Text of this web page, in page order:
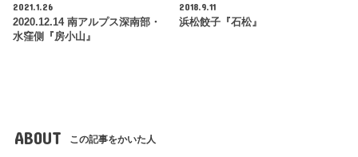
2021.1.26
2020.12.14 南アルプス深南部・
水窪側『房小山』
2018.9.11
浜松餃子『石松』
ABOUT この記事をかいた人